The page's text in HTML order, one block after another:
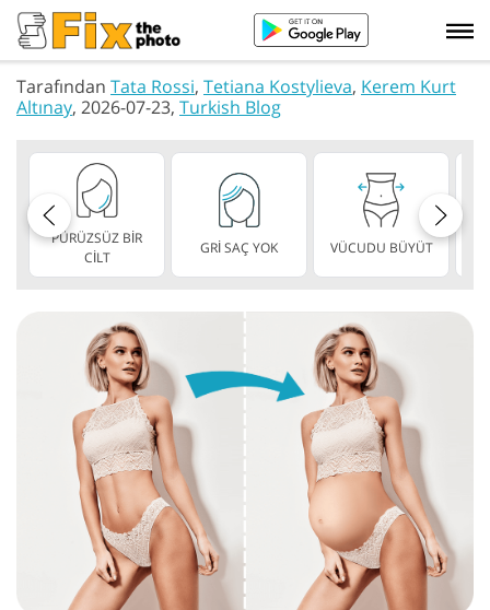
Tarafından Tata Rossi, Tetiana Kostylieva, Kerem Kurt
Altınay, 2026-07-23, Turkish Blog
PÜRÜZSÜZ BİR
CİLT
GRİ SAÇ YOK VÜCUDU BÜYÜT